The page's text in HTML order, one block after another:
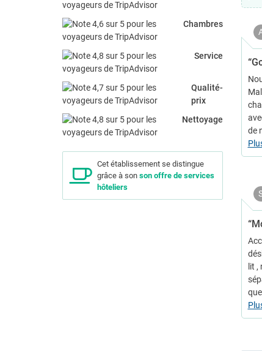
Chambres
Service
Qualité-
prix
Nettoyage
Cet établissement se distingue
grâce à son son offre de services
hôteliers
de
lit